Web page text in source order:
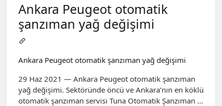
Ankara Peugeot otomatik
şanzıman yağ değişimi
Ankara Peugeot otomatik şanzıman yağ değişimi
29 Haz 2021 — Ankara Peugeot otomatik şanzıman
yağ değişimi. Sektöründe öncü ve Ankara’nın en köklü
otomatik şanzıman servisi Tuna Otomatik Şanzıman …